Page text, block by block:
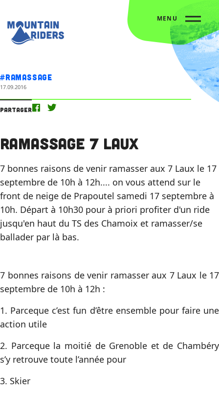
MENU
#Ramassage
17.09.2016
Partager
Ramassage 7 Laux
7 bonnes raisons de venir ramasser aux 7 Laux le 17
septembre de 10h à 12h.... on vous attend sur le
front de neige de Prapoutel samedi 17 septembre à
10h. Départ à 10h30 pour à priori profiter d'un ride
jusqu'en haut du TS des Chamoix et ramasser/se
ballader par là bas.
7 bonnes raisons de venir ramasser aux 7 Laux le 17
septembre de 10h à 12h :
1. Parceque c’est fun d’être ensemble pour faire une
action utile
2. Parceque la moitié de Grenoble et de Chambéry
s’y retrouve toute l’année pour
3. Skier